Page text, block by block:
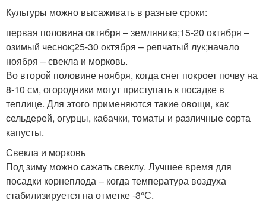
Культуры можно высаживать в разные сроки:
первая половина октября – земляника;15-20 октября –
озимый чеснок;25-30 октября – репчатый лук;начало
ноября – свекла и морковь.
Во второй половине ноября, когда снег покроет почву на
8-10 см, огородники могут приступать к посадке в
теплице. Для этого применяются такие овощи, как
сельдерей, огурцы, кабачки, томаты и различные сорта
капусты.
Свекла и морковь
Под зиму можно сажать свеклу. Лучшее время для
посадки корнеплода – когда температура воздуха
стабилизируется на отметке -3°С.